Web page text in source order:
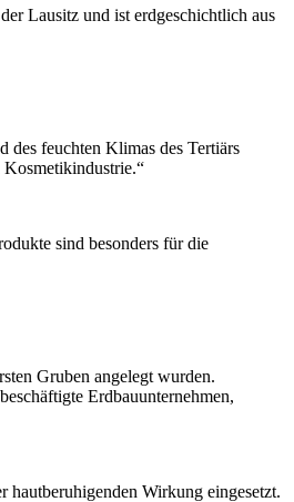
Lausitz und ist erdgeschichtlich aus
des feuchten Klimas des Tertiärs
Kosmetikindustrie.“
sind besonders für die
Gruben angelegt wurden.
Erdbauunternehmen,
Wirkung eingesetzt.